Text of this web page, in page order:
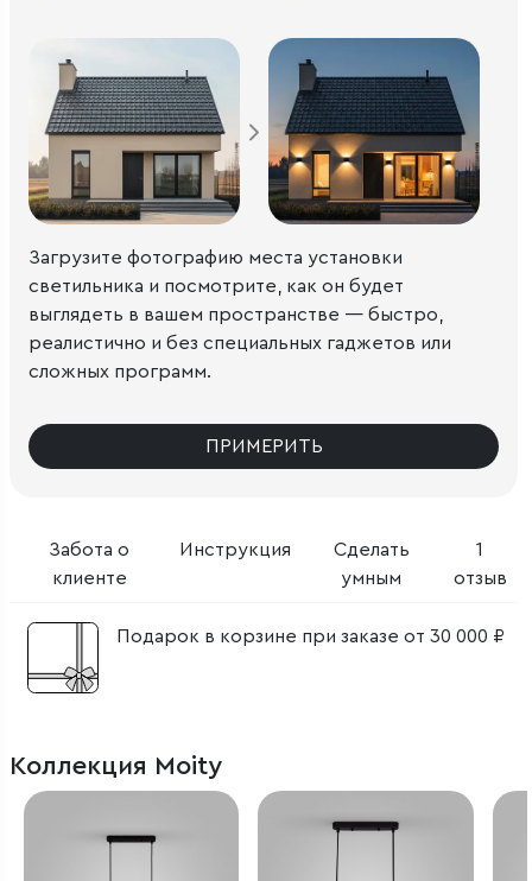
Забота о
клиенте
Инструкция
Сделать
умным
1
отзыв
Подарок в корзине при заказе от 30 000 ₽
Загрузите фотографию места установки
светильника и посмотрите, как он будет
выглядеть в вашем пространстве — быстро,
реалистично и без специальных гаджетов или
сложных программ.
ПРИМЕРИТЬ
Коллекция Moity